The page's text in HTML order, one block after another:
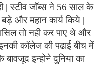
| स्टीव जॉब्स ने 56 साल के
और महान कार्य किये |
तो नही कर पाए थे और
कॉलेज की पढाई बीच में
इन्होने दुनिया का